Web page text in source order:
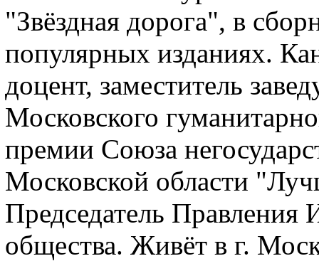
"Звёздная дорога", в
популярных изданиях.
доцент, заместитель
Московского
премии Союза
Московской области
Председатель Правления
общества. Живёт в г.